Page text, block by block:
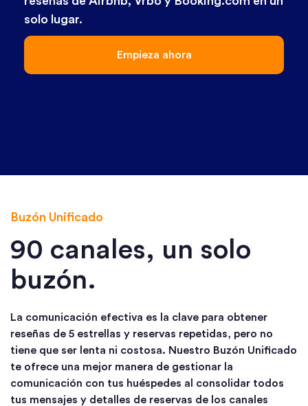
solo lugar.
Empieza ahora
Buzón Unificado
90 canales, un solo
buzón.
La comunicación efectiva es la clave para obtener
reseñas de 5 estrellas y reservas repetidas, pero no
tiene que ser lenta ni costosa. Nuestro Buzón Unificado
te ofrece una mejor manera de gestionar la
comunicación con tus huéspedes al consolidar todos
tus mensajes y detalles de reservas de los canales